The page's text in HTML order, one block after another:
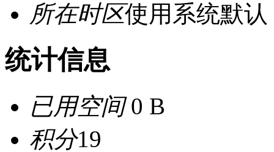
所在时区使用系统默认
统计信息
已用空间0 B
积分19